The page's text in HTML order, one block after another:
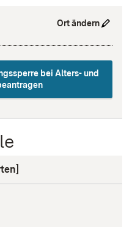
Ort ändern
bei Alters- und